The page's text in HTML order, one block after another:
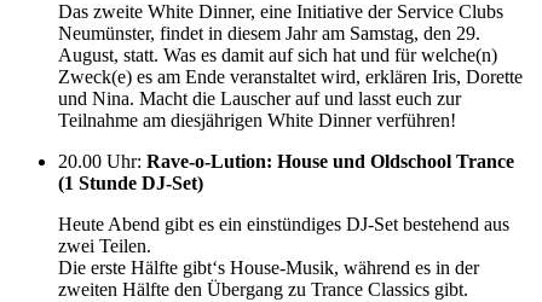
Das zweite White Dinner, eine Initiative der Service Clubs
Neumünster, findet in diesem Jahr am Samstag, den 29.
August, statt. Was es damit auf sich hat und für welche(n)
Zweck(e) es am Ende veranstaltet wird, erklären Iris, Dorette
und Nina. Macht die Lauscher auf und lasst euch zur
Teilnahme am diesjährigen White Dinner verführen!
20.00 Uhr: Rave-o-Lution: House und Oldschool Trance
(1 Stunde DJ-Set)
Heute Abend gibt es ein einstündiges DJ-Set bestehend aus
zwei Teilen.
Die erste Hälfte gibt‘s House-Musik, während es in der
zweiten Hälfte den Übergang zu Trance Classics gibt.